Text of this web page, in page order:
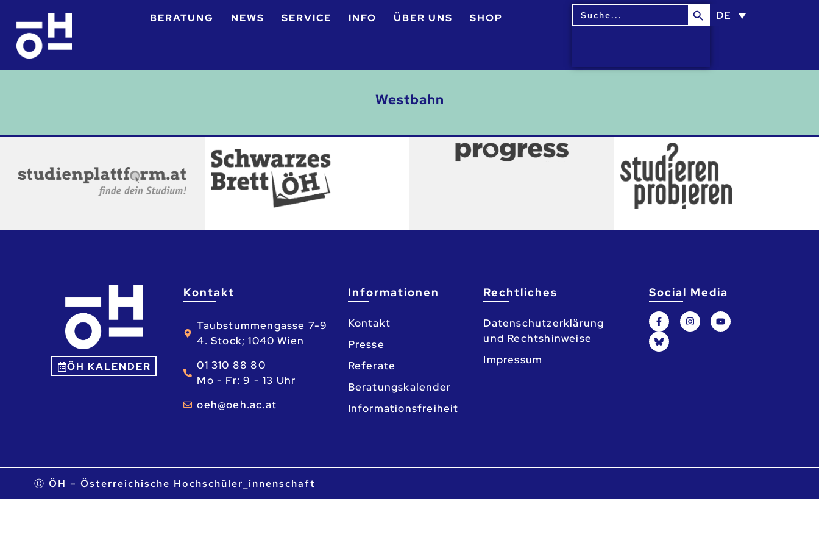
BERATUNG NEWS SERVICE INFO ÜBER UNS SHOP
Search
for:
Search Button
DE
Westbahn
ÖH KALENDER
Kontakt
Taubstummengasse 7-9
4. Stock; 1040 Wien
01 310 88 80
Mo - Fr: 9 - 13 Uhr
ta.ca.heo@heo
Informationen
Kontakt
Presse
Referate
Beratungskalender
Informationsfreiheit
Rechtliches
Datenschutzerklärung
und Rechtshinweise
Impressum
Social Media
Ⓒ ÖH – Österreichische Hochschüler_innenschaft